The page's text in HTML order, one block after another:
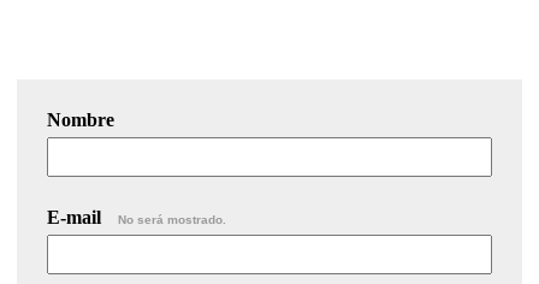
Nombre
E-mail No será mostrado.